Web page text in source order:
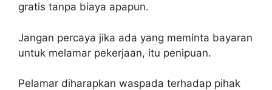
gratis tanpa biaya apapun.
Jangan percaya jika ada yang meminta bayaran
untuk melamar pekerjaan, itu penipuan.
Pelamar diharapkan waspada terhadap pihak